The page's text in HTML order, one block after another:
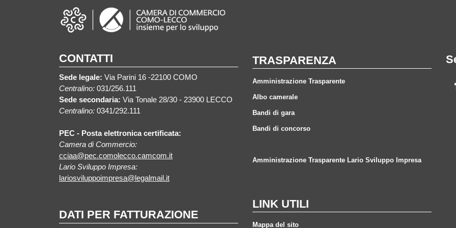
CONTATTI
Sede legale: Via Parini 16 -22100 COMO
Centralino: 031/256.111
Sede secondaria: Via Tonale 28/30 - 23900 LECCO
Centralino: 0341/292.111
PEC - Posta elettronica certificata:
Camera di Commercio:
cciaa@pec.comolecco.camcom.it
Lario Sviluppo Impresa:
lariosviluppoimpresa@legalmail.it
DATI PER FATTURAZIONE
TRASPARENZA
Amministrazione Trasparente
Albo camerale
Bandi di gara
Bandi di concorso
Amministrazione Trasparente Lario Sviluppo Impresa
LINK UTILI
Mappa del sito